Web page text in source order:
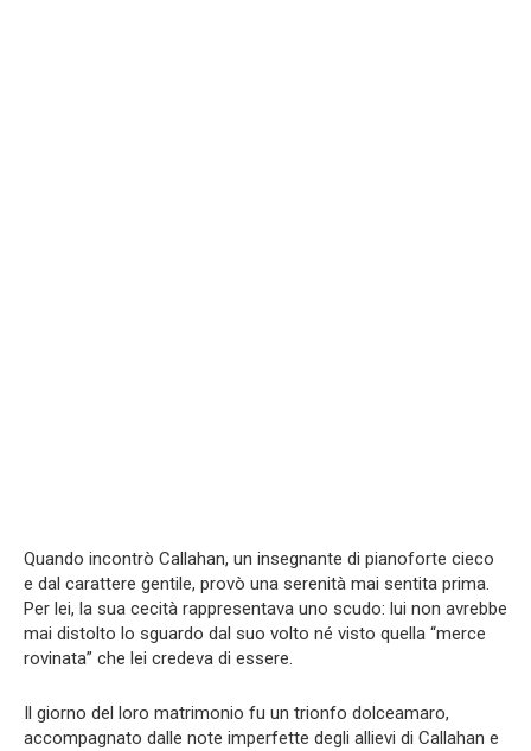
Quando incontrò Callahan, un insegnante di pianoforte cieco
e dal carattere gentile, provò una serenità mai sentita prima.
Per lei, la sua cecità rappresentava uno scudo: lui non avrebbe
mai distolto lo sguardo dal suo volto né visto quella “merce
rovinata” che lei credeva di essere.
Il giorno del loro matrimonio fu un trionfo dolceamaro,
accompagnato dalle note imperfette degli allievi di Callahan e